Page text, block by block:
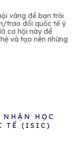
vàng để bạn trải
trao đổi quốc tế ý
cơ hội này để
và tạo nên những
HỌC
TẾ (ISIC)